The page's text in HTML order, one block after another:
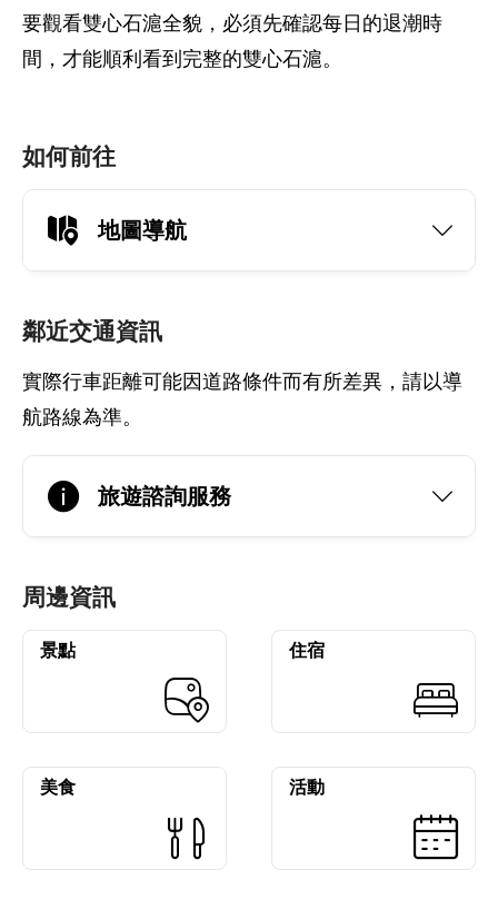
要觀看雙心石滬全貌，必須先確認每日的退潮時
間，才能順利看到完整的雙心石滬。
如何前往
地圖導航
鄰近交通資訊
實際行車距離可能因道路條件而有所差異，請以導
航路線為準。
旅遊諮詢服務
周邊資訊
景點 住宿
美食 活動